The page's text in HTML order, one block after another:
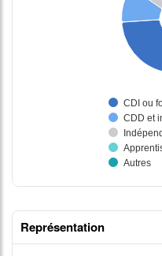
Représentation